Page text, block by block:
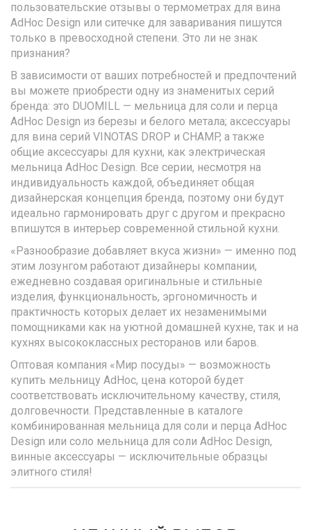
пользовательские отзывы о термометрах для вина
AdHoc Design или ситечке для заваривания пишутся
только в превосходной степени. Это ли не знак
признания?
В зависимости от ваших потребностей и предпочтений
вы можете приобрести одну из знаменитых серий
бренда: это DUOMILL — мельница для соли и перца
AdHoc Design из березы и белого метала; аксессуары
для вина серий VINOTAS DROP и CHAMP, а также
общие аксессуары для кухни, как электрическая
мельница AdHoc Design. Все серии, несмотря на
индивидуальность каждой, объединяет общая
дизайнерская концепция бренда, поэтому они будут
идеально гармонировать друг с другом и прекрасно
впишутся в интерьер современной стильной кухни.
«Разнообразие добавляет вкуса жизни» — именно под
этим лозунгом работают дизайнеры компании,
ежедневно создавая оригинальные и стильные
изделия, функциональность, эргономичность и
практичность которых делает их незаменимыми
помощниками как на уютной домашней кухне, так и на
кухнях высококлассных ресторанов или баров.
Оптовая компания «Мир посуды» — возможность
купить мельницу AdHoc, цена которой будет
соответствовать исключительному качеству, стиля,
долговечности. Представленные в каталоге
комбинированная мельница для соли и перца AdHoc
Design или соло мельница для соли AdHoc Design,
винные аксессуары — исключительные образцы
элитного стиля!